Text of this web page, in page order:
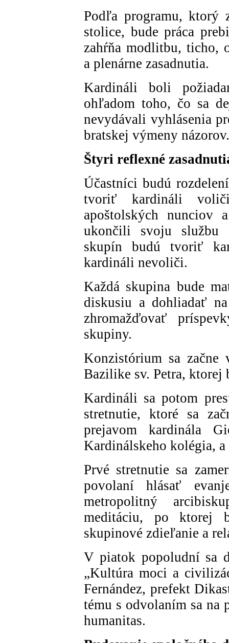
Podľa programu, ktorý
stolice, bude práca
zahŕňa modlitbu, ticho,
a plenárne zasadnutia.
Kardináli boli
ohľadom toho, čo sa
nevydávali vyhlásenia
bratskej výmeny názorov.
Štyri reflexné
Účastníci budú
tvoriť kardináli
apoštolských
ukončili svoju službu
skupín budú tvoriť
kardináli nevoliči.
Každá skupina bude
diskusiu a dohliadať
zhromažďovať
skupiny.
Konzistórium sa
Bazilike sv. Petra, ktorej
Kardináli sa potom
stretnutie, ktoré sa
prejavom kardinála
Kardinálskeho kolégia,
Prvé stretnutie sa
povolaní hlásať
metropolitný
meditáciu, po ktorej
skupinové zdieľanie a
V piatok popoludní sa
„Kultúra moci a
Fernández, prefekt
tému s odvolaním sa
humanitas.